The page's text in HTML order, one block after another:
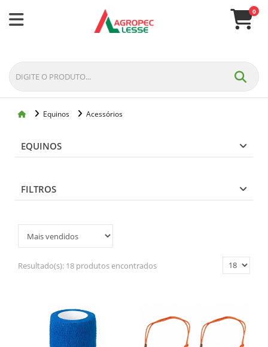
0
Equinos Acessórios
EQUINOS
FILTROS
Resultado(s): 18 produtos encontrados